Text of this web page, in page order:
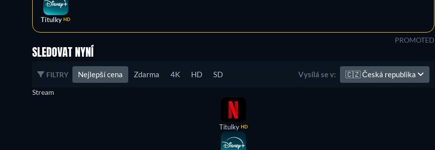
Titulky HD
PROMOTED
SLEDOVAT NYNÍ
FILTRY Nejlepší cena Zdarma 4K HD SD Vysílá se v: 🇨🇿Česká republika
Stream
Titulky HD